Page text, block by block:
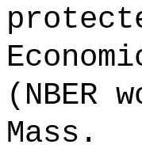
(NBER
Mass.